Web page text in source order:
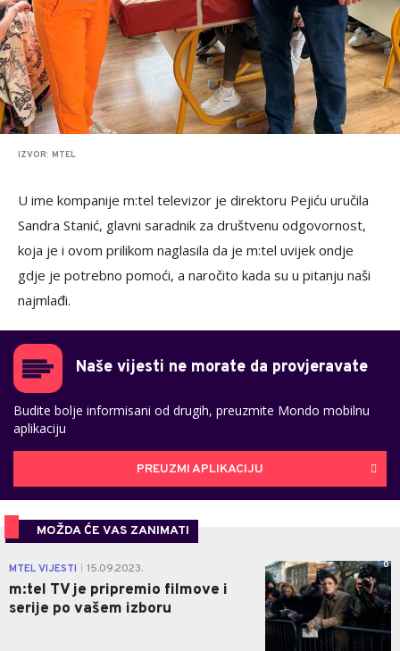
IZVOR: MTEL
U ime kompanije m:tel televizor je direktoru Pejiću uručila
Sandra Stanić, glavni saradnik za društvenu odgovornost,
koja je i ovom prilikom naglasila da je m:tel uvijek ondje
gdje je potrebno pomoći, a naročito kada su u pitanju naši
najmlađi.
Naše vijesti ne morate da provjeravate
Budite bolje informisani od drugih, preuzmite Mondo mobilnu
aplikaciju
PREUZMI APLIKACIJU
MOŽDA ĆE VAS ZANIMATI
MTEL VIJESTI 15.09.2023.
m:tel TV je pripremio filmove i
serije po vašem izboru
0